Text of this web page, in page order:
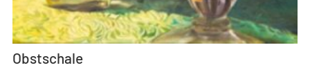
Obstschale